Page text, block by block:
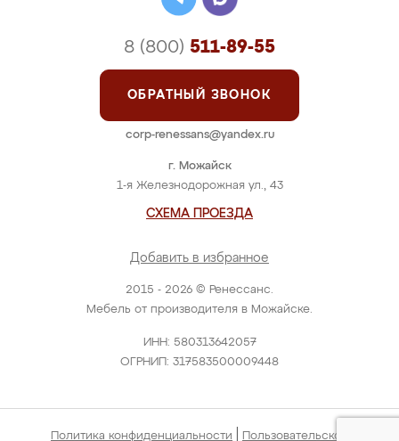
2015 - 2026 © Ренессанс.
Мебель от производителя в Можайске.
ИНН: 580313642057
ОГРНИП: 317583500009448
г. Можайск
1-я Железнодорожная ул., 43
СХЕМА ПРОЕЗДА
Добавить в избранное
8 (800) 511-89-55
ОБРАТНЫЙ ЗВОНОК
corp-renessans@yandex.ru
Политика конфиденциальности Пользовательское